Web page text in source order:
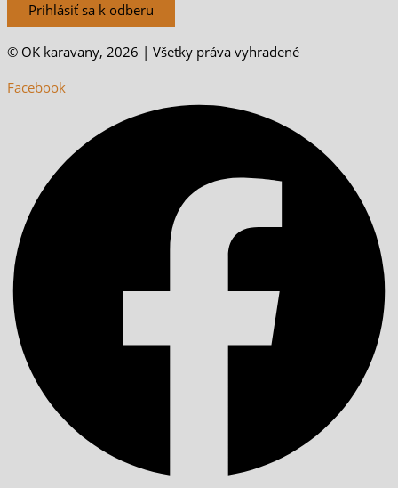
Prihlásiť sa k odberu
© OK karavany, 2026 | Všetky práva vyhradené
Facebook